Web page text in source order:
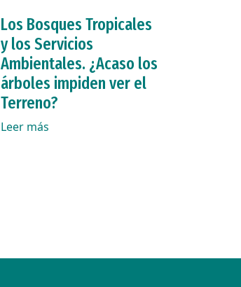
Los Bosques Tropicales
y los Servicios
Ambientales. ¿Acaso los
árboles impiden ver el
Terreno?
Leer más